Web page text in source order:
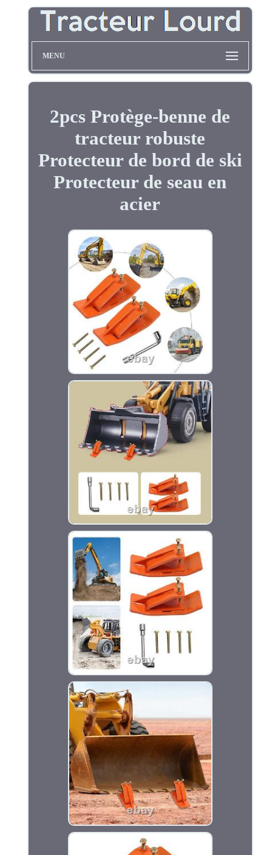
MENU
2pcs Protège-benne de
tracteur robuste
Protecteur de bord de ski
Protecteur de seau en
acier